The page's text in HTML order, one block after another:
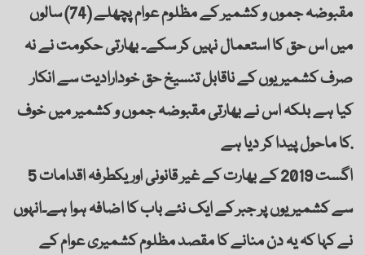
مقبوضہ جموں و کشمیر کے مظلوم عوام پچھلے (74) سالوں
میں اس حق کا استعمال نہیں کر سکے۔ بھارتی حکومت نے نہ
صرف کشمیریوں کے ناقابل تنسیخ حق خودارادیت سے انکار
کیا ہے بلکہ اس نے بھارتی مقبوضہ جموں و کشمیر میں خوف
کا ماحول پیدا کر دیا ہے.
5 اگست 2019 کے بھارت کے غیر قانونی اور یکطرفہ اقدامات
سے کشمیریوں پر جبر کے ایک نئے باب کا اضافہ ہوا ہے۔انہوں
نے کہا کہ یہ دن منانے کا مقصد مظلوم کشمیری عوام کے